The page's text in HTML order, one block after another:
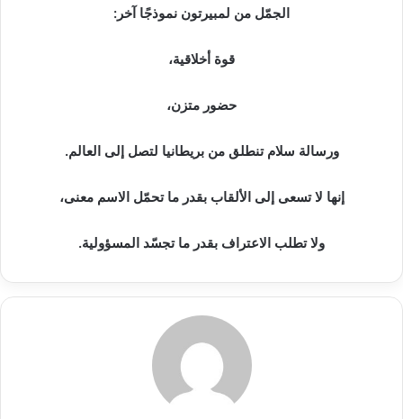
الجمّل من لمبيرتون نموذجًا آخر:
قوة أخلاقية،
حضور متزن،
ورسالة سلام تنطلق من بريطانيا لتصل إلى العالم.
إنها لا تسعى إلى الألقاب بقدر ما تحمّل الاسم معنى،
ولا تطلب الاعتراف بقدر ما تجسّد المسؤولية.